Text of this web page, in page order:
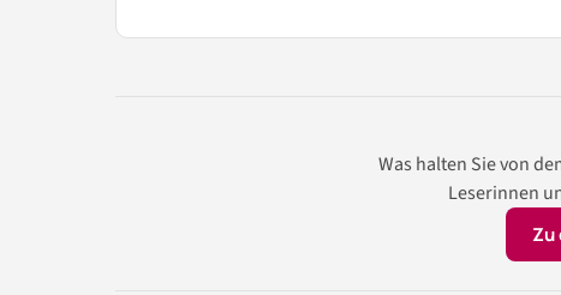
Was halten Sie von
Leserinnen
Zu